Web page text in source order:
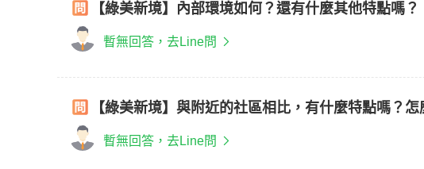
【綠美新境】內部環境如何？還有什麼其他特點嗎？
暫無回答，去Line問
【綠美新境】與附近的社區相比，有什麼特點嗎？怎
暫無回答，去Line問